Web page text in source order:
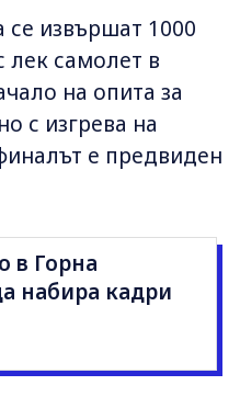
извършат 1000
лек самолет в
на опита за
с изгрева на
е предвиден
в Горна
набира кадри